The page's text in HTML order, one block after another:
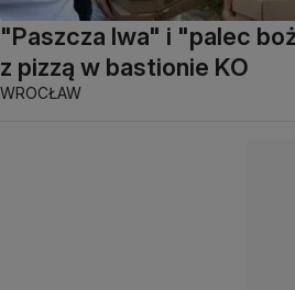
"Paszcza lwa" i "palec
z pizzą w bastionie KO
WROCŁAW